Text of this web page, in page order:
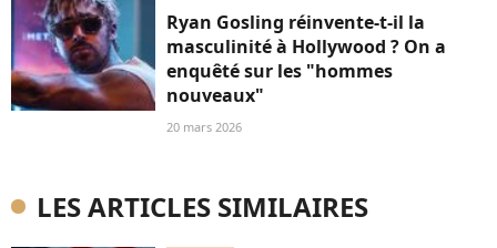
Ryan Gosling réinvente-t-il la
masculinité à Hollywood ? On a
enquêté sur les "hommes
nouveaux"
20 mars 2026
LES ARTICLES SIMILAIRES